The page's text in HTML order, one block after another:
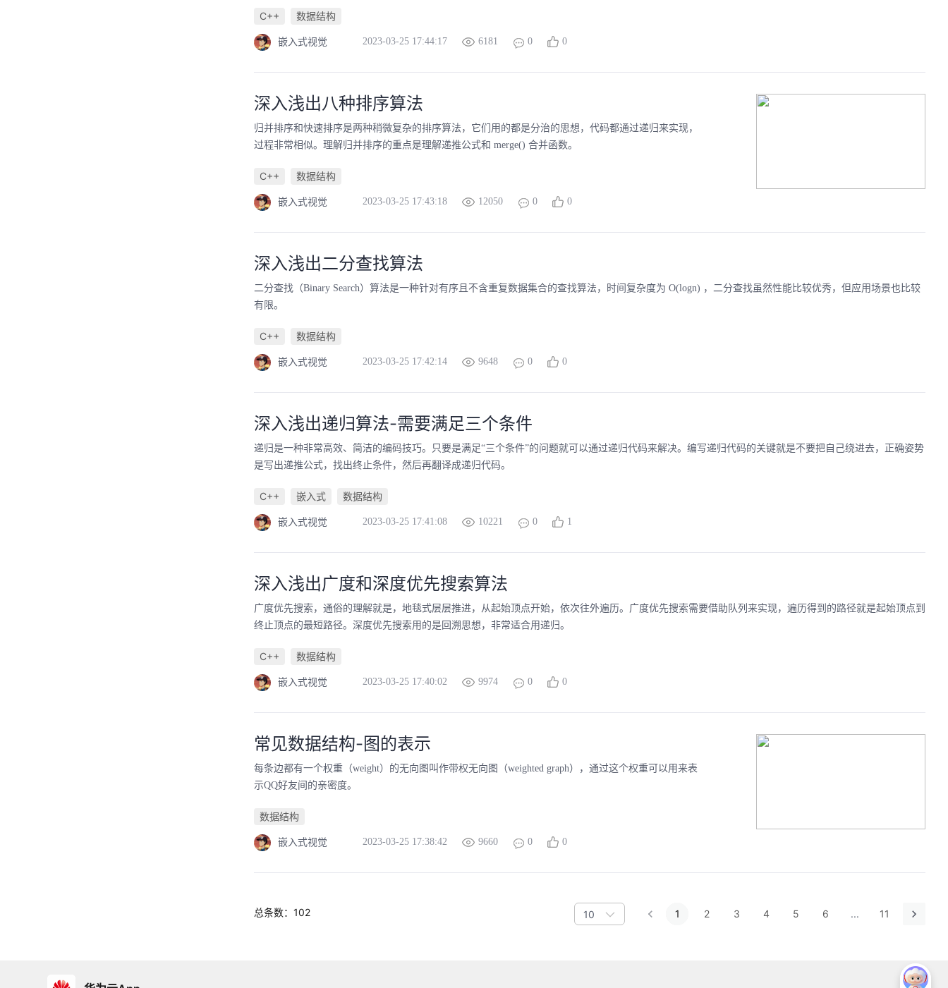
C++ 数据结构
嵌入式视觉 2023-03-25 17:44:17 6181 0 0
深入浅出八种排序算法
归并排序和快速排序是两种稍微复杂的排序算法，它们用的都是分治的思想，代码都通过递归来实现，
过程非常相似。理解归并排序的重点是理解递推公式和 merge() 合并函数。
C++ 数据结构
嵌入式视觉 2023-03-25 17:43:18 12050 0 0
深入浅出二分查找算法
二分查找（Binary Search）算法是一种针对有序且不含重复数据集合的查找算法，时间复杂度为 O(logn) ，二分查找虽然性能比较优秀，但应用场景也比较
有限。
C++ 数据结构
嵌入式视觉 2023-03-25 17:42:14 9648 0 0
深入浅出递归算法-需要满足三个条件
递归是一种非常高效、简洁的编码技巧。只要是满足“三个条件”的问题就可以通过递归代码来解决。编写递归代码的关键就是不要把自己绕进去，正确姿势
是写出递推公式，找出终止条件，然后再翻译成递归代码。
C++ 嵌入式 数据结构
嵌入式视觉 2023-03-25 17:41:08 10221 0 1
深入浅出广度和深度优先搜索算法
广度优先搜索，通俗的理解就是，地毯式层层推进，从起始顶点开始，依次往外遍历。广度优先搜索需要借助队列来实现，遍历得到的路径就是起始顶点到
终止顶点的最短路径。深度优先搜索用的是回溯思想，非常适合用递归。
C++ 数据结构
嵌入式视觉 2023-03-25 17:40:02 9974 0 0
常见数据结构-图的表示
每条边都有一个权重（weight）的无向图叫作带权无向图（weighted graph），通过这个权重可以用来表
示QQ好友间的亲密度。
数据结构
嵌入式视觉 2023-03-25 17:38:42 9660 0 0
总条数：102 10 1 2 3 4 5 6 ... 11